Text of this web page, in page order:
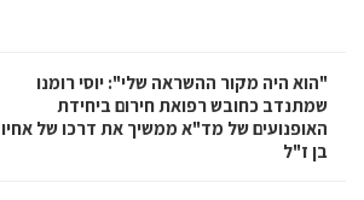
"הוא היה מקור ההשראה שלי": יוסי רומנו
שמתנדב כחובש רפואת חירום ביחידת
האופנועים של מד"א ממשיך את דרכו של אחיו
בן ז"ל